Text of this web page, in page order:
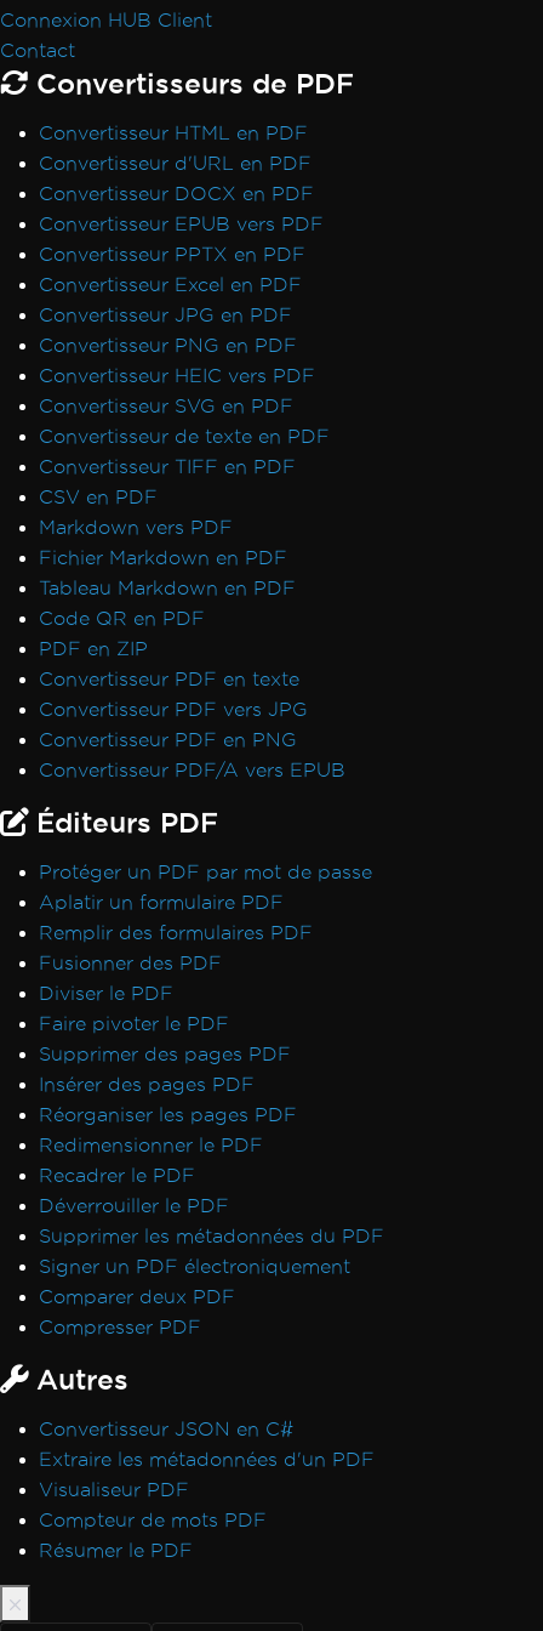
Formatage HTML pixel parfait
Serveur Blazor / WebAssembly (WASM)
En-têtes/Pieds de page et sauts de page
Langues internationales et CMJK
IronPDF et IIS
Kerberos
Police cassée sur AWS Lambda
Visibilité des métadonnées
Impression depuis une imprimante réseau
Rasteriser en image en utilisant
MemoryStream
Rendre la vue en chaîne
Alternatives à System.Drawing.Common
(.NET 7 & Non-Windows)
En-têtes de tableau
Utiliser la compilation ReadyToRun
Exception de déploiement pour IronPdf.Slim
v2025.5.6
Incompatibilité de version ClickOnce
.NET Framework plante avec Prefer32Bit
PDF/UA affiche un fond gris
Les emojis ne s'affichent pas
Règles CSS @page vs RenderingOptions
Initialisation correcte de RenderingOptions
Incorporation de polices personnalisées sous
Linux
Extraction de texte hors ordre
Validation de licence ASP.NET Web Forms
La connexion Docker d'IronPdfEngine
échoue sur macOS ARM
Noms d'auteurs dans les métadonnées PDF
Ajouter des polices en utilisant CSS
Conformité PDF/UA
Erreurs de sauvegarde de chemin virtuel
Signatures CSP et CNG
Transparence et couleur dans PDF-to-Image
Rendu IronPdf.UpdatedChrome
Surveiller la mémoire dans Linux/WSL
Signets via ExtractTextFromPage
Utilisation de la mémoire CEF/Chromium
Désalignement des en-têtes et du contenu
Sortie Docker IronPdfEngine
formulaire
Messages d'exception
Accès au chemin 'Global-
IronSoftwareDeploymentGlobal' refusé
502 Mauvaise passerelle
connexion au serveur de licences
Connexion HUB Client
Contact
Convertisseurs de PDF
Convertisseur HTML en PDF
Convertisseur d'URL en PDF
Convertisseur DOCX en PDF
Convertisseur EPUB vers PDF
Convertisseur PPTX en PDF
Convertisseur Excel en PDF
Convertisseur JPG en PDF
Convertisseur PNG en PDF
Convertisseur HEIC vers PDF
Convertisseur SVG en PDF
Convertisseur de texte en PDF
Convertisseur TIFF en PDF
CSV en PDF
Markdown vers PDF
Fichier Markdown en PDF
Tableau Markdown en PDF
Code QR en PDF
PDF en ZIP
Convertisseur PDF en texte
Convertisseur PDF vers JPG
Convertisseur PDF en PNG
Convertisseur PDF/A vers EPUB
Éditeurs PDF
Protéger un PDF par mot de passe
Aplatir un formulaire PDF
Remplir des formulaires PDF
Fusionner des PDF
Diviser le PDF
Faire pivoter le PDF
Supprimer des pages PDF
Insérer des pages PDF
Réorganiser les pages PDF
Redimensionner le PDF
Recadrer le PDF
Déverrouiller le PDF
Supprimer les métadonnées du PDF
Signer un PDF électroniquement
Comparer deux PDF
Compresser PDF
Autres
Convertisseur JSON en C#
Extraire les métadonnées d'un PDF
Visualiseur PDF
Compteur de mots PDF
Résumer le PDF